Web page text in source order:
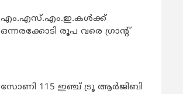
എം.എസ്.എം.ഇ.കൾക്ക്
ഒന്നരക്കോടി രൂപ വരെ ഗ്രാന്റ്
സോണി 115 ഇഞ്ച് ട്രൂ ആർജിബി